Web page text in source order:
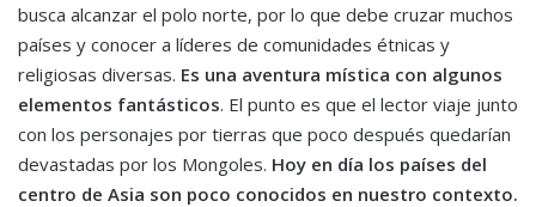
busca alcanzar el polo norte, por lo que debe cruzar muchos
países y conocer a líderes de comunidades étnicas y
religiosas diversas. Es una aventura mística con algunos
elementos fantásticos. El punto es que el lector viaje junto
con los personajes por tierras que poco después quedarían
devastadas por los Mongoles. Hoy en día los países del
centro de Asia son poco conocidos en nuestro contexto.